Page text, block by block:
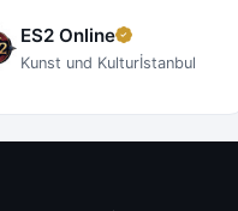
ES2 Online
Kunst und Kulturİstanbul